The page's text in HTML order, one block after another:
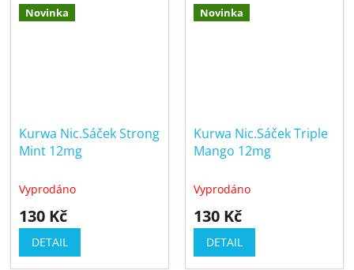
Novinka
Kurwa Nic.Sáček Strong
Mint 12mg
Vyprodáno
130 Kč
DETAIL
Novinka
Kurwa Nic.Sáček Triple
Mango 12mg
Vyprodáno
130 Kč
DETAIL